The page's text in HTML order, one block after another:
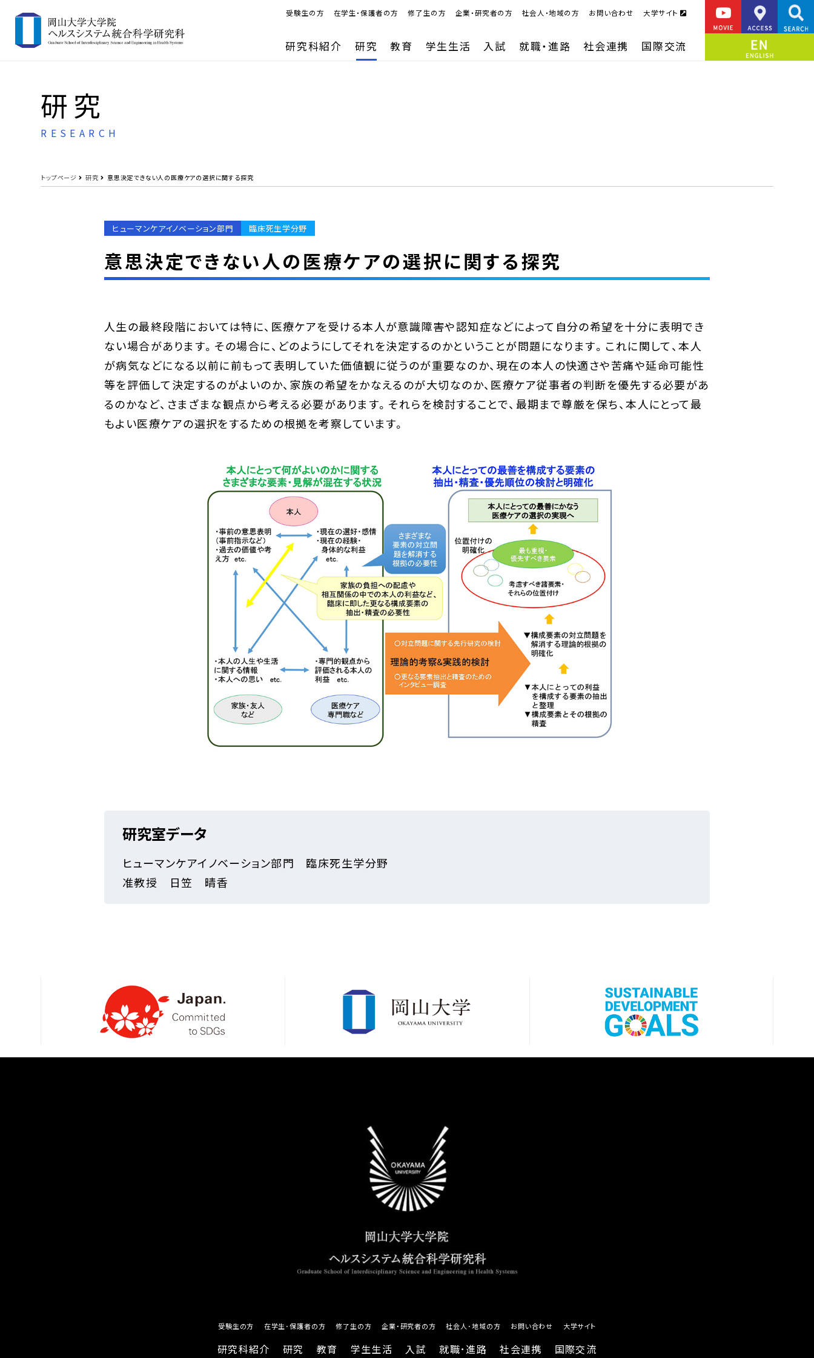
研究科紹介 研究 教育 学生生活 入試 就職・進路 社会連携 国際交流
受験生の方 在学生・保護者の方 修了生の方 企業・研究者の方 社会人・地域の方 お問い合わせ 大学サイト
研究
RESEARCH
トップページ 研究 意思決定できない人の医療ケアの選択に関する探究
ヒューマンケアイノベーション部門 臨床死生学分野
意思決定できない人の医療ケアの選択に関する探究
人生の最終段階においては特に、医療ケアを受ける本人が意識障害や認知症などによって自分の希望を十分に表明でき
ない場合があります。その場合に、どのようにしてそれを決定するのかということが問題になります。これに関して、本人
が病気などになる以前に前もって表明していた価値観に従うのが重要なのか、現在の本人の快適さや苦痛や延命可能性
等を評価して決定するのがよいのか、家族の希望をかなえるのが大切なのか、医療ケア従事者の判断を優先する必要があ
るのかなど、さまざまな観点から考える必要があります。それらを検討することで、最期まで尊厳を保ち、本人にとって最
もよい医療ケアの選択をするための根拠を考察しています。
研究室データ
ヒューマンケアイノベーション部門 臨床死生学分野
准教授 日笠 晴香
受験生の方 在学生･保護者の方 修了生の方 企業・研究者の方 社会人･地域の方 お問い合わせ 大学サイト
研究科紹介 研究 教育 学生生活 入試 就職･進路 社会連携 国際交流